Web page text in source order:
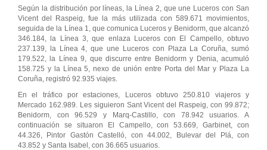
Según la distribución por líneas, la Línea 2, que une Luceros con San
Vicent del Raspeig, fue la más utilizada con 589.671 movimientos,
seguida de la Línea 1, que comunica Luceros y Benidorm, que alcanzó
346.184, la Línea 3, que enlaza Luceros con El Campello, obtuvo
237.139, la Línea 4, que une Luceros con Plaza La Coruña, sumó
179.522, la Línea 9, que discurre entre Benidorm y Denia, acumuló
158.725 y la Línea 5, nexo de unión entre Porta del Mar y Plaza La
Coruña, registró 92.935 viajes.
En el tráfico por estaciones, Luceros obtuvo 250.810 viajeros y
Mercado 162.989. Les siguieron Sant Vicent del Raspeig, con 99.872;
Benidorm, con 96.529 y Marq-Castillo, con 78.942 usuarios. A
continuación se situaron El Campello, con 53.669, Garbinet, con
44.326, Pintor Gastón Castelló, con 44.002, Bulevar del Plá, con
43.852 y Santa Isabel, con 36.665 usuarios.